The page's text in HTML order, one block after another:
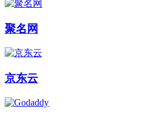
聚名网
京东云